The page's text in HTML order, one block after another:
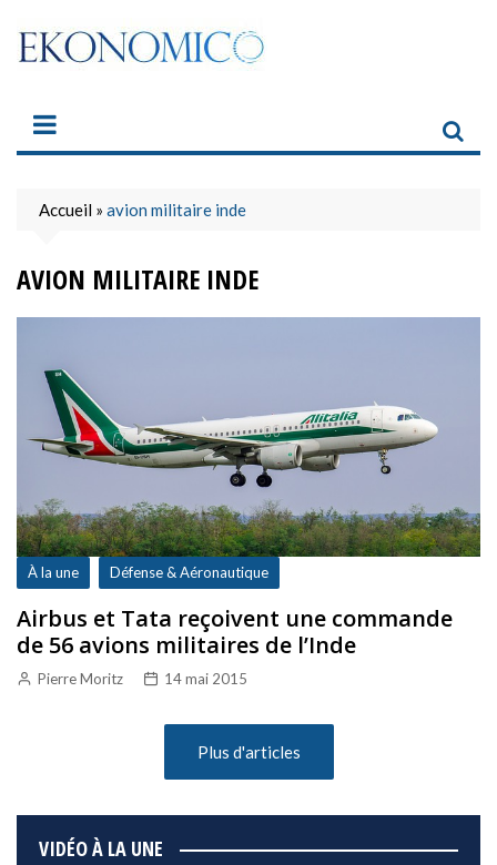
content
Accueil » avion militaire inde
AVION MILITAIRE INDE
À la une Défense & Aéronautique
Airbus et Tata reçoivent une commande
de 56 avions militaires de l’Inde
Pierre Moritz 14 mai 2015
Plus d'articles
VIDÉO À LA UNE